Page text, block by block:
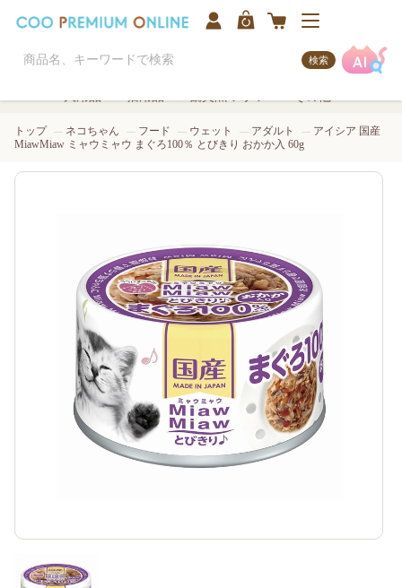
検索
トップ ネコちゃん フード ウェット アダルト
アイシア 国産
MiawMiaw ミャウミャウ まぐろ100％ とびきり おかか入 60g